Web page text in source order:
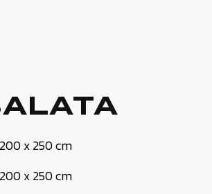
x 250 cm
x 250 cm